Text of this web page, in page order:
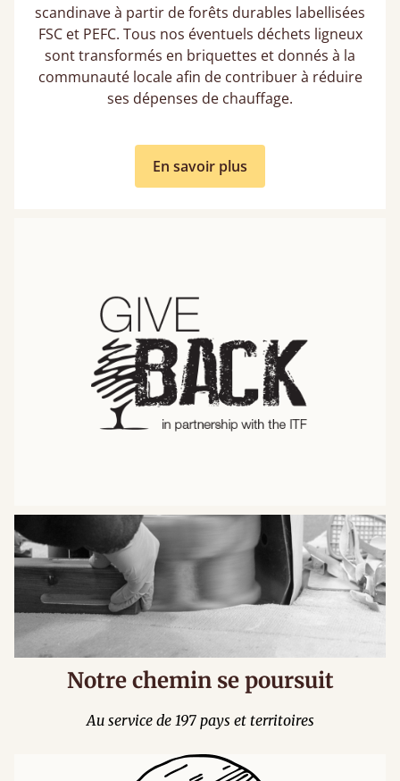
scandinave à partir de forêts durables labellisées
FSC et PEFC. Tous nos éventuels déchets ligneux
sont transformés en briquettes et donnés à la
communauté locale afin de contribuer à réduire
ses dépenses de chauffage.
En savoir plus
Notre chemin se poursuit
Au service de 197 pays et territoires